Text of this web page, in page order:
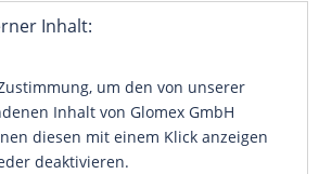
Inhalt:
um den von unserer
Inhalt von Glomex GmbH
diesen mit einem Klick anzeigen
deaktivieren.